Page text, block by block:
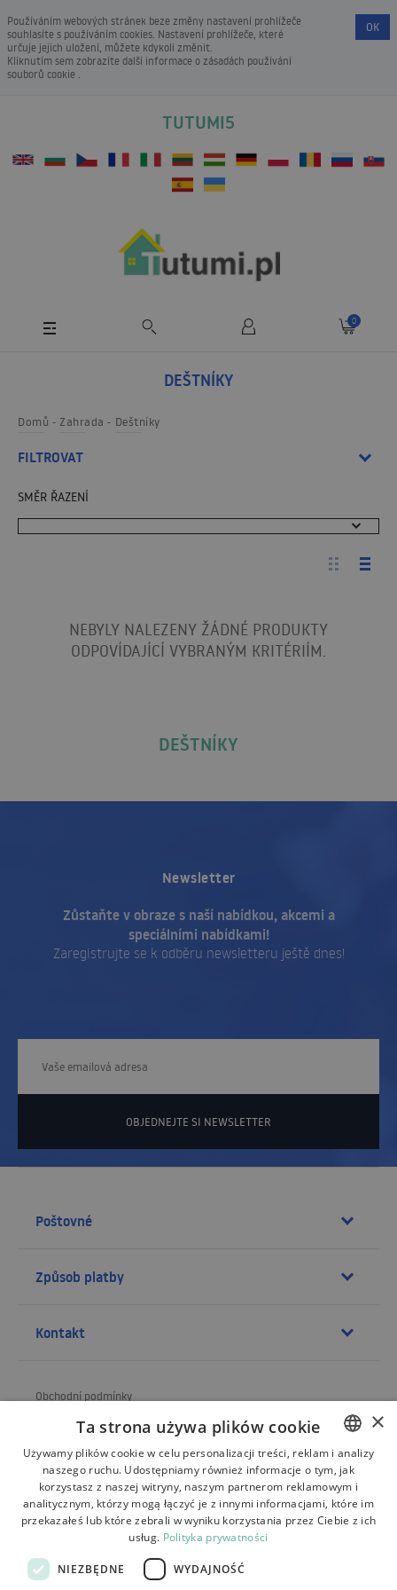
Používáním webových stránek beze změny nastavení prohlížeče
souhlasíte s používáním cookies. Nastavení prohlížeče, které
určuje jejich uložení, můžete kdykoli změnit.
Kliknutím sem zobrazíte další informace o zásadách používání
souborů cookie .
OK
TUTUMI5
0
DEŠTNÍKY
Domů Zahrada Deštníky
FILTROVAT
SMĚR ŘAZENÍ
NEBYLY NALEZENY ŽÁDNÉ PRODUKTY
ODPOVÍDAJÍCÍ VYBRANÝM KRITÉRIÍM.
DEŠTNÍKY
Newsletter
Zůstaňte v obraze s naší nabídkou, akcemi a
speciálními nabídkami!
Zaregistrujte se k odběru newsletteru ještě dnes!
OBJEDNEJTE SI NEWSLETTER
Poštovné
Způsob platby
Kontakt
Obchodní podmínky
O obchodu
Doprava
Vrácení a reklamace
Kontakt
POLISH
BULGARIAN
×
Ta strona używa plików cookie
Używamy plików cookie w celu personalizacji treści, reklam i analizy
naszego ruchu. Udostępniamy również informacje o tym, jak
korzystasz z naszej witryny, naszym partnerom reklamowym i
analitycznym, którzy mogą łączyć je z innymi informacjami, które im
przekazałeś lub które zebrali w wyniku korzystania przez Ciebie z ich
usług. Polityka prywatności
NIEZBĘDNE WYDAJNOŚĆ